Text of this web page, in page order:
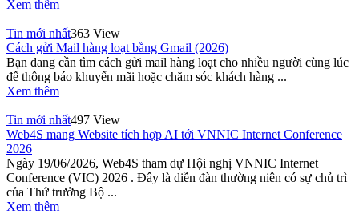
Xem thêm
Tin mới nhất363 View
Cách gửi Mail hàng loạt bằng Gmail (2026)
Bạn đang cần tìm cách gửi mail hàng loạt cho nhiều người cùng lúc
để thông báo khuyến mãi hoặc chăm sóc khách hàng ...
Xem thêm
Tin mới nhất497 View
Web4S mang Website tích hợp AI tới VNNIC Internet Conference
2026
Ngày 19/06/2026, Web4S tham dự Hội nghị VNNIC Internet
Conference (VIC) 2026 . Đây là diễn đàn thường niên có sự chủ trì
của Thứ trưởng Bộ ...
Xem thêm